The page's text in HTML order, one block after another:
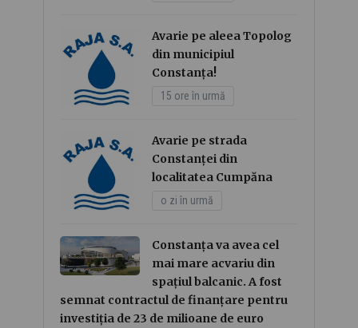
Avarie pe aleea Topolog
din municipiul
Constanța!
15 ore în urmă
Avarie pe strada
Constanței din
localitatea Cumpăna
o zi în urmă
Constanța va avea cel
mai mare acvariu din
spațiul balcanic. A fost
semnat contractul de finanțare pentru
investiția de 23 de milioane de euro